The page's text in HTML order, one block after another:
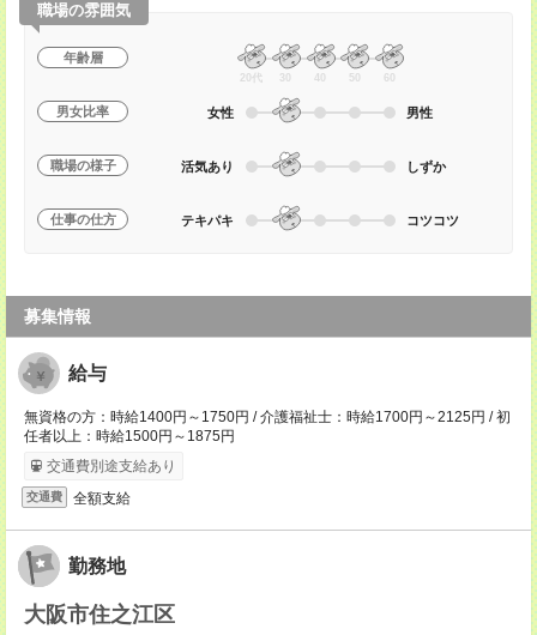
職場の雰囲気
年齢層
20代 30 40 50 60
男女比率 女性 男性
職場の様子 活気あり しずか
仕事の仕方 テキパキ コツコツ
募集情報
給与
無資格の方：時給1400円～1750円 / 介護福祉士：時給1700円～2125円 / 初
任者以上：時給1500円～1875円
交通費別途支給あり
交通費 全額支給
勤務地
大阪市住之江区